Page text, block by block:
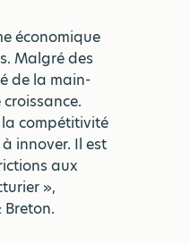
économique
Malgré des
de la main-
compétitivité
innover. Il est
aux
»,